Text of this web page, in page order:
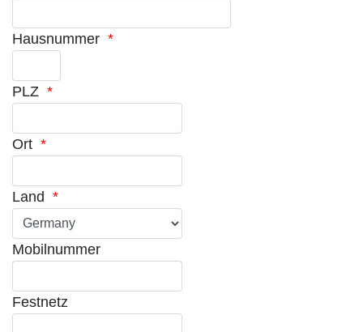
Hausnummer *
PLZ *
Ort *
Land *
Mobilnummer
Festnetz